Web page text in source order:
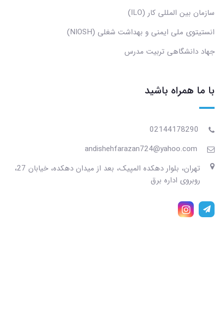
سازمان بین المللی کار (ILO)
انستیتوی ملی ایمنی و بهداشت شغلی (NIOSH)
جهاد دانشگاهی تربیت مدرس
با ما همراه باشید
02144178290
andishehfarazan724@yahoo.com
تهران، بلوار دهکده المپیک، بعد از میدان دهکده، خیابان 27،
روبروی اداره برق